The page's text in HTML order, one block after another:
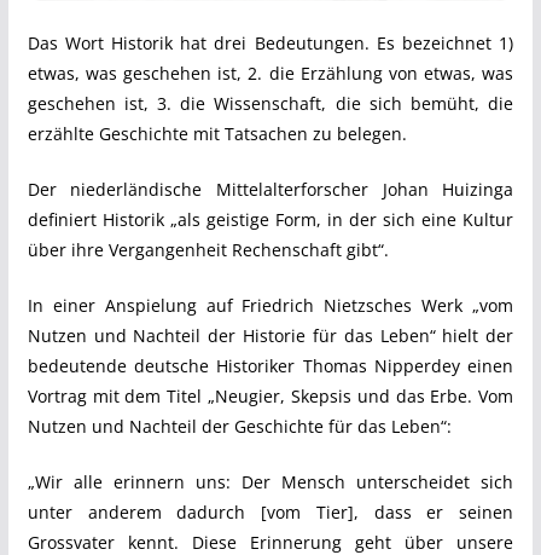
Das Wort Historik hat drei Bedeutungen. Es bezeichnet 1)
etwas, was geschehen ist, 2. die Erzählung von etwas, was
geschehen ist, 3. die Wissenschaft, die sich bemüht, die
erzählte Geschichte mit Tatsachen zu belegen.
Der niederländische Mittelalterforscher Johan Huizinga
definiert Historik „als geistige Form, in der sich eine Kultur
über ihre Vergangenheit Rechenschaft gibt“.
In einer Anspielung auf Friedrich Nietzsches Werk „vom
Nutzen und Nachteil der Historie für das Leben“ hielt der
bedeutende deutsche Historiker Thomas Nipperdey einen
Vortrag mit dem Titel „Neugier, Skepsis und das Erbe. Vom
Nutzen und Nachteil der Geschichte für das Leben“:
„Wir alle erinnern uns: Der Mensch unterscheidet sich
unter anderem dadurch [vom Tier], dass er seinen
Grossvater kennt. Diese Erinnerung geht über unsere